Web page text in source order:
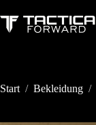
Inhalt
springen
Start / Bekleidung /